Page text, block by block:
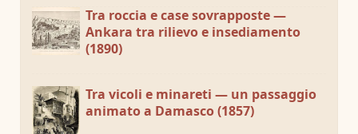
Tra roccia e case sovrapposte —
Ankara tra rilievo e insediamento
(1890)
Tra vicoli e minareti — un passaggio
animato a Damasco (1857)